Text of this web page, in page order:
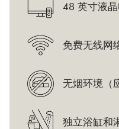
48 英寸液
免费无线网
无烟环境（
独立浴缸和